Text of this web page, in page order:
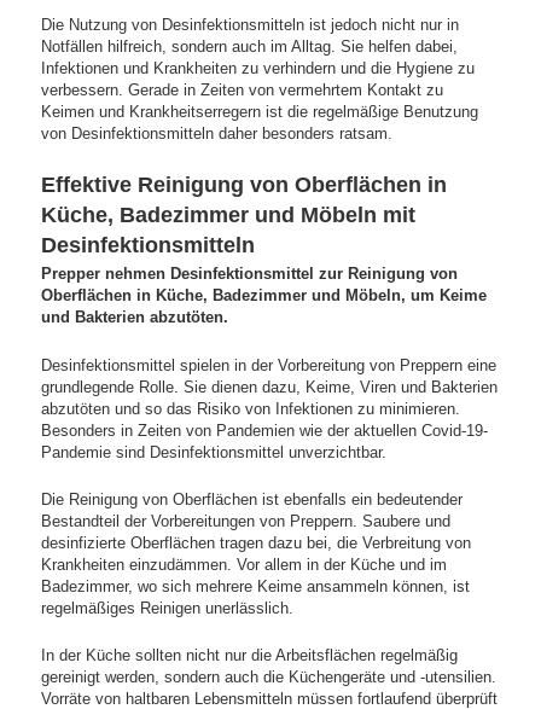
Die Nutzung von Desinfektionsmitteln ist jedoch nicht nur in
Notfällen hilfreich, sondern auch im Alltag. Sie helfen dabei,
Infektionen und Krankheiten zu verhindern und die Hygiene zu
verbessern. Gerade in Zeiten von vermehrtem Kontakt zu
Keimen und Krankheitserregern ist die regelmäßige Benutzung
von Desinfektionsmitteln daher besonders ratsam.
Effektive Reinigung von Oberflächen in
Küche, Badezimmer und Möbeln mit
Desinfektionsmitteln
Prepper nehmen Desinfektionsmittel zur Reinigung von
Oberflächen in Küche, Badezimmer und Möbeln, um Keime
und Bakterien abzutöten.
Desinfektionsmittel spielen in der Vorbereitung von Preppern eine
grundlegende Rolle. Sie dienen dazu, Keime, Viren und Bakterien
abzutöten und so das Risiko von Infektionen zu minimieren.
Besonders in Zeiten von Pandemien wie der aktuellen Covid-19-
Pandemie sind Desinfektionsmittel unverzichtbar.
Die Reinigung von Oberflächen ist ebenfalls ein bedeutender
Bestandteil der Vorbereitungen von Preppern. Saubere und
desinfizierte Oberflächen tragen dazu bei, die Verbreitung von
Krankheiten einzudämmen. Vor allem in der Küche und im
Badezimmer, wo sich mehrere Keime ansammeln können, ist
regelmäßiges Reinigen unerlässlich.
In der Küche sollten nicht nur die Arbeitsflächen regelmäßig
gereinigt werden, sondern auch die Küchengeräte und -utensilien.
Vorräte von haltbaren Lebensmitteln müssen fortlaufend überprüft